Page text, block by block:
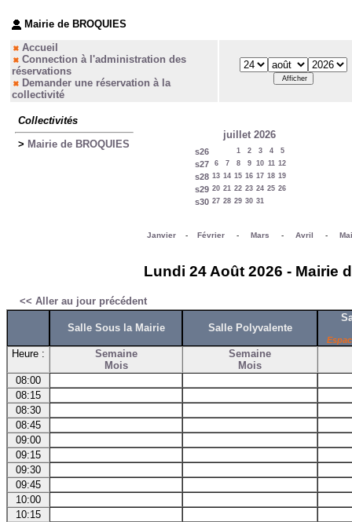
Mairie de BROQUIES
Accueil
Connection à l'administration des
réservations
Demander une réservation à la
collectivité
Collectivités
> Mairie de BROQUIES
juillet 2026
s26 1 2 3 4 5
s27 6 7 8 9 10 11 12
s28 13 14 15 16 17 18 19
s29 20 21 22 23 24 25 26
s30 27 28 29 30 31
Janvier- Février- Mars - Avril - Mai
Lundi 24 Août 2026 - Mairie
<< Aller au jour précédent
Salle Sous la Mairie Salle Polyvalente
Heure :
Semaine
Mois
Semaine
Mois
08:00
08:15
08:30
08:45
09:00
09:15
09:30
09:45
10:00
10:15